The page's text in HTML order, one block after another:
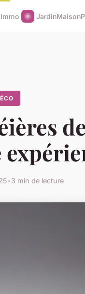
Immo JardinMaison
•3 min de lecture